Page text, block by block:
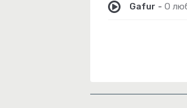
Gafur - О